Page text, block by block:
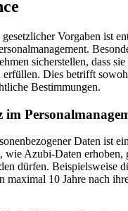
Vorgaben ist
sicherstellen, dass
Dies betrifft
Bestimmungen.
im
Daten ist
Azubi-Daten erhoben,
dürfen. Beispielsweise
maximal 10 Jahre nach